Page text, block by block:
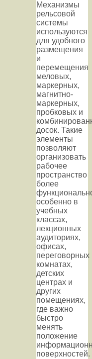
Механизмы
рельсовой
системы
используются
для удобного
размещения
и
перемещения
меловых,
маркерных,
магнитно-
маркерных,
пробковых и
досок. Такие
элементы
позволяют
организовать
рабочее
пространство
более
особенно в
учебных
классах,
лекционных
аудиториях,
офисах,
переговорных
комнатах,
детских
центрах и
других
помещениях,
где важно
быстро
менять
положение
поверхностей.